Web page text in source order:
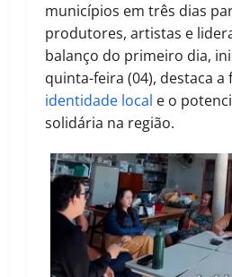
municípios em três dias
produtores, artistas e
balanço do primeiro dia,
quinta-feira (04), destaca a
identidade local e o
solidária na região.